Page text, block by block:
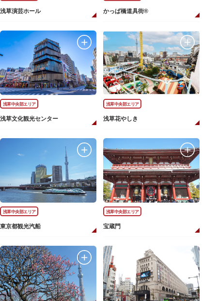
浅草演芸ホール かっぱ橋道具街®
浅草中央部エリア
浅草文化観光センター
浅草中央部エリア
浅草花やしき
浅草中央部エリア
東京都観光汽船
浅草中央部エリア
宝蔵門